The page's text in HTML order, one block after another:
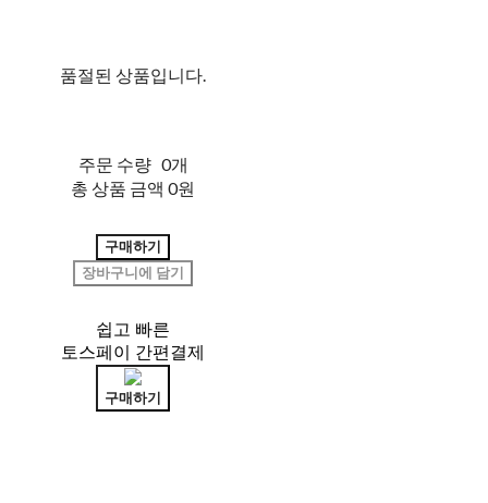
품절된 상품입니다.
주문 수량 0개
총 상품 금액 0원
구매하기
장바구니에 담기
쉽고 빠른
토스페이 간편결제
구매하기